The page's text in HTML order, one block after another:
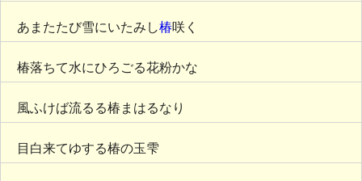
あまたたび雪にいたみし椿咲く
椿落ちて水にひろごる花粉かな
風ふけば流るる椿まはるなり
目白来てゆする椿の玉雫